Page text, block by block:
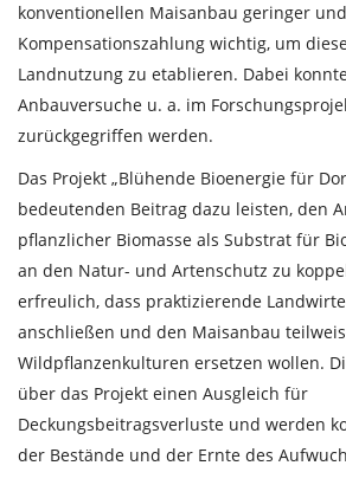
konventionellen Maisanbau geringer
Kompensationszahlung wichtig, um
Landnutzung zu etablieren. Dabei
Anbauversuche u. a. im
zurückgegriffen werden.
Das Projekt „Blühende Bioenergie für
bedeutenden Beitrag dazu leisten, den
pflanzlicher Biomasse als Substrat für
an den Natur- und Artenschutz zu
erfreulich, dass praktizierende
anschließen und den Maisanbau
Wildpflanzenkulturen ersetzen wollen.
über das Projekt einen Ausgleich für
Deckungsbeitragsverluste und werden
der Bestände und der Ernte des